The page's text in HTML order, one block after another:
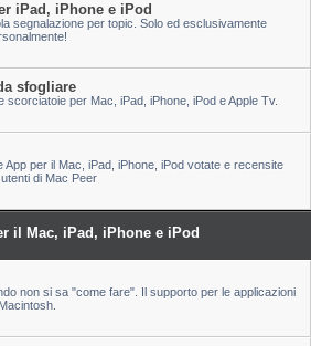
iPad, iPhone e iPod
segnalazione per topic. Solo ed esclusivamente
sfogliare
scorciatoie per Mac, iPad, iPhone, iPod e Apple Tv.
App per il Mac, iPad, iPhone, iPod votate e recensite
di Mac Peer
il Mac, iPad, iPhone e iPod
non si sa "come fare". Il supporto per le applicazioni